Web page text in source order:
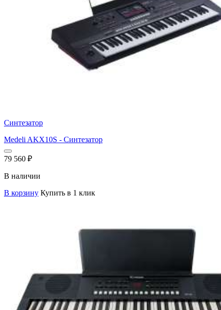
Синтезатор
Medeli AKX10S - Синтезатор
79 560 ₽
В наличии
В корзину Купить в 1 клик